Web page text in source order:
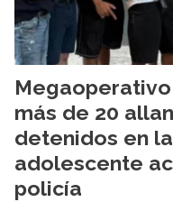
más de 20
detenidos en
adolescente
policía